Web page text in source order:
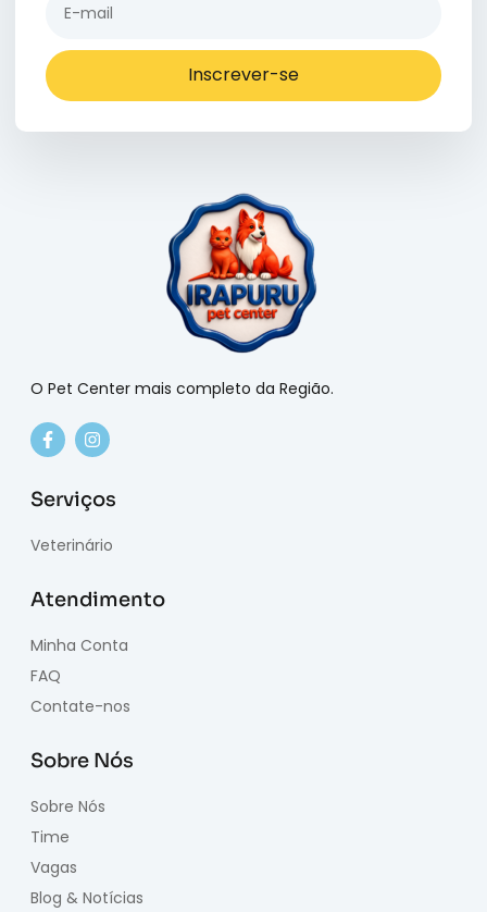
Inscrever-se
O Pet Center mais completo da Região.
Serviços
Veterinário
Atendimento
Minha Conta
FAQ
Contate-nos
Sobre Nós
Sobre Nós
Time
Vagas
Blog & Notícias